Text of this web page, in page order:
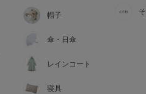
帽子
傘・日傘
レインコート
寝具